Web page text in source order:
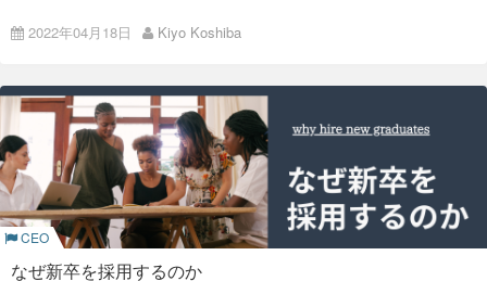
2022年はハイブリッド入社
こんにちは！採用プロジェクトの小柴です。
早いもので4月も半ばですね。 新たな門出を迎えたみなさま、
おめでとうございます。
Colorkrewにも新入社員がやってきました！ 2022年は2名の新
卒を迎えます。4月に1名、7月に1名です。
そんなわけで、二人の入社をお祝いするために4月1日に入社式
を行いました。
普段私たちは、リモートワークを中心としながら、オフィス出
社・時差出勤も可能なハイブリッド形式で働いています。 その
2022年04月18日 Kiyo Koshiba
CEO
なぜ新卒を採用するのか